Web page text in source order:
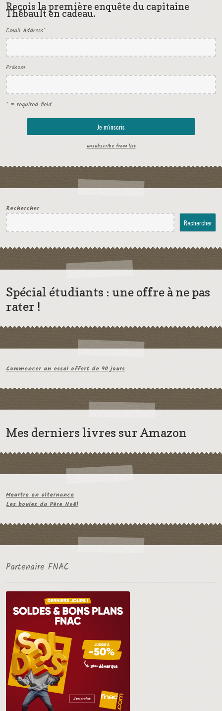
Reçois la première enquête du capitaine
Thébault en cadeau.
Email Address*
Prénom
* = required field
unsubscribe from list
Rechercher
Rechercher
Spécial étudiants : une offre à ne pas
rater !
Commencer un essai offert de 90 jours
Mes derniers livres sur Amazon
Meurtre en alternance
Les boules du Père Noël
Partenaire FNAC